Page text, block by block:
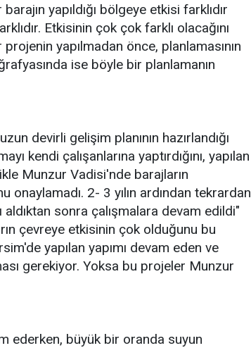
yapıldığı bölgeye etkisi farklıdır
Etkisinin çok çok farklı olacağını
yapılmadan önce, planlamasının
ise böyle bir planlamanın
devirli gelişim planının hazırlandığı
kendi çalışanlarına yaptırdığını, yapılan
Munzur Vadisi'nde barajların
onaylamadı. 2- 3 yılın ardından tekrardan
aldıktan sonra çalışmalara devam edildi"
çevreye etkisinin çok olduğunu bu
yapılan yapımı devam eden ve
gerekiyor. Yoksa bu projeler Munzur
ederken, büyük bir oranda suyun